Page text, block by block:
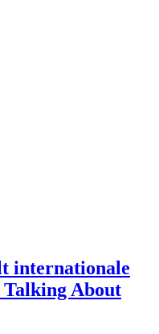
internationale
Talking About